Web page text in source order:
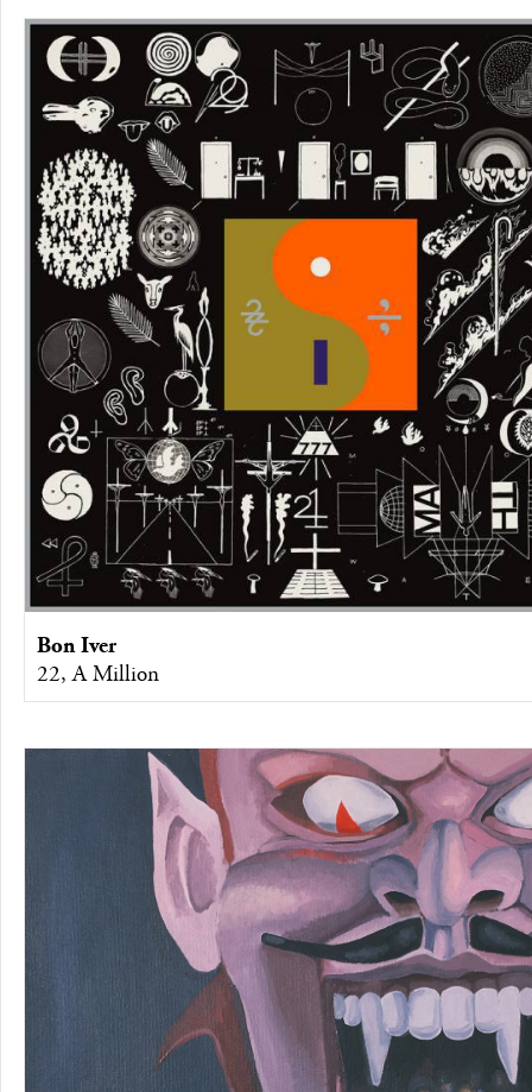
Bon Iver
22, A Million